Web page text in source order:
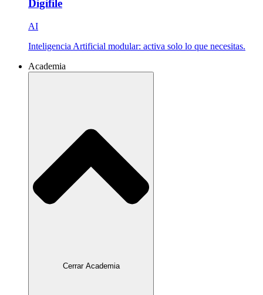
Digifile
AI
Inteligencia Artificial modular: activa solo lo que necesitas.
Academia
Cerrar Academia